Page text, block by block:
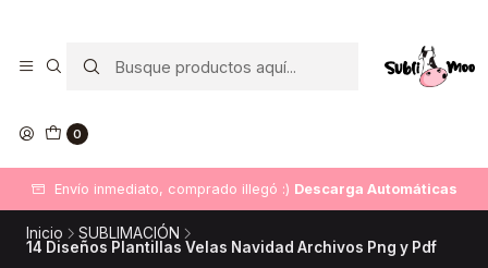
0
Envío inmediato, comprado illegó :) Descarga Automáticas
Inicio
SUBLIMACIÓN
14 Diseños Plantillas Velas Navidad Archivos Png y Pdf